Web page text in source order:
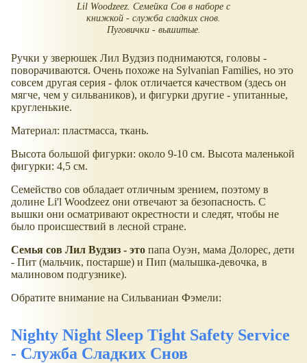
Lil Woodzeez. Семейка Сов в наборе с
книжкой - служба сладких снов.
Пуговички - вышитые.
Ручки у зверюшек Лил Вудзиз поднимаются, головы -
поворачиваются. Очень похоже на Sylvanian Families, но это
совсем другая серия - флок отличается качеством (здесь он
мягче, чем у сильваников), и фигурки другие - упитанные,
кругленькие.
Материал: пластмасса, ткань.
Высота большой фигурки: около 9-10 см. Высота маленькой
фигурки: 4,5 см.
Семейство сов обладает отличным зрением, поэтому в
долине Li'l Woodzeez они отвечают за безопасность. С
вышки они осматривают окрестности и следят, чтобы не
было происшествий в лесной стране.
Семья сов Лил Вудзиз - это папа Оуэн, мама Долорес, дети
- Пит (мальчик, постарше) и Пип (малышка-девочка, в
малиновом подгузнике).
Обратите внимание на Сильваниан Фэмели:
Nighty Night Sleep Tight Safety Service
- Служба Сладких Снов